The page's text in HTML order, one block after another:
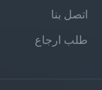
اتصل بنا
طلب ارجاع